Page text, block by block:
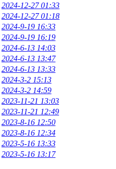
2024-12-27 01:33
2024-12-27 01:18
2024-9-19 16:33
2024-9-19 16:19
2024-6-13 14:03
2024-6-13 13:47
2024-6-13 13:33
2024-3-2 15:13
2024-3-2 14:59
2023-11-21 13:03
2023-11-21 12:49
2023-8-16 12:50
2023-8-16 12:34
2023-5-16 13:33
2023-5-16 13:17